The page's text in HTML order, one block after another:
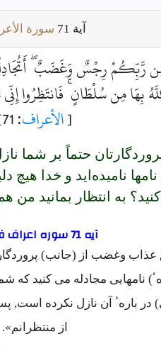
آية سورة
رِجْسٌ وَغَضَبٌ
بِهَا مِن سُلْطَانٍ ۚ فَانتَظِرُوا
[الأعراف: 71]
حتماً بر شما
ناميده‌ايد و خدا هيچ
به انتظار بمانيد من
آیه 71 سوره اعراف فارسى
وغضب از (جانب)
نامهايی مجادله می کنيد که
در بارهٴ آن نازل نکرده
از منتظرانم».